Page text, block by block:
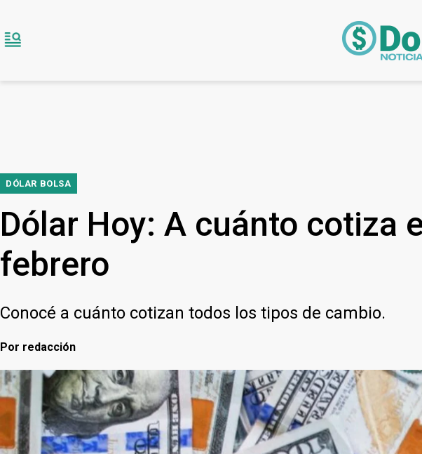
DÓLAR BOLSA
Dólar Hoy: A cuánto cotiza
febrero
Conocé a cuánto cotizan todos los tipos de cambio.
Por redacción